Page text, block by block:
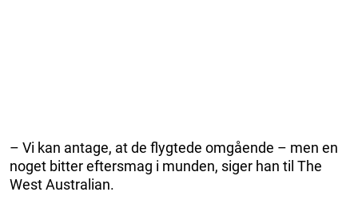
– Vi kan antage, at de flygtede omgående – men en
noget bitter eftersmag i munden, siger han til The
West Australian.